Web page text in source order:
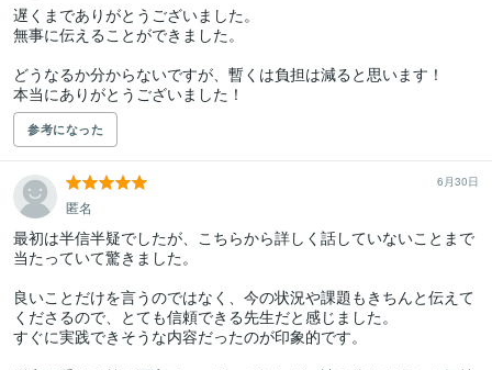
遅くまでありがとうございました。
無事に伝えることができました。
どうなるか分からないですが、暫くは負担は減ると思います！
本当にありがとうございました！
参考になった
6月30日
匿名
最初は半信半疑でしたが、こちらから詳しく話していないことまで
当たっていて驚きました。
良いことだけを言うのではなく、今の状況や課題もきちんと伝えて
くださるので、とても信頼できる先生だと感じました。
すぐに実践できそうな内容だったのが印象的です。